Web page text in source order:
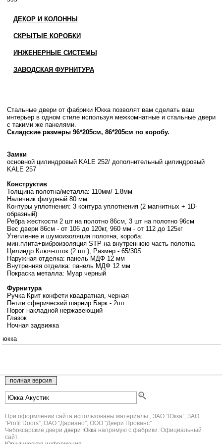
ДЕКОР И КОЛОННЫ
СКРЫТЫЕ КОРОБКИ
ИНЖЕНЕРНЫЕ СИСТЕМЫ
ЗАВОДСКАЯ ФУРНИТУРА
Стальные двери от фабрики Юкка позволят вам сделать ваш
интерьер в одном стиле используя межкомнатные и стальные двери
с такими же панелями.
Складские размеры 96*205см, 86*205см по коробу.
Замки
основной цилиндровый KALE 252/ дополнительный цилиндровый
KALE 257
Конструктив
Толщина полотна/металла: 110мм/ 1.8мм
Наличник фигурный 80 мм
Контуры уплотнения: 3 контура уплотнения (2 магнитных + 1D-
образный)
Ребра жесткости 2 шт на полотно 86см, 3 шт на полотно 96см
Вес двери 86см - от 106 до 120кг, 960 мм - от 112 до 125кг
Утепление и шумоизоляция полотна, короба:
мин.плита+виброизоляция STP на внутреннюю часть полотна
Цилиндр Ключ-шток (2 шт.), Размер - 65/30S
Наружная отделка: панель МДФ 12 мм
Внутренняя отделка: панель МДФ 12 мм
Покраска металла: Муар черный
Фурнитура
Ручка Крит конфети квадратная, черная
Петли сферический шарнир Барк - 2шт.
Порог накладной нержавеющий
Глазок
Ночная задвижка
юкка
При оформлении сайта использованы материалы , ЗАО “Юкка”, ЗАО
“Profil Doors”, ОАО "Дариано", ООО "Двери Прованс"
Чебоксарские двери двери Юкка напрямую с фабрики. Официальный
сайт.